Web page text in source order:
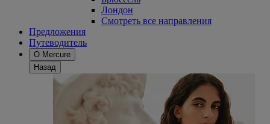
Лондон
Смотреть все направления
Предложения
Путеводитель
О Mercure
Назад